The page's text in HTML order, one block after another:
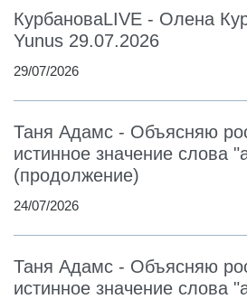
КурбановаLIVE - Олена
Yunus 29.07.2026
29/07/2026
Таня Адамс - Объясняю
истинное значение слова
(продолжение)
24/07/2026
Таня Адамс - Объясняю
истинное значение слова